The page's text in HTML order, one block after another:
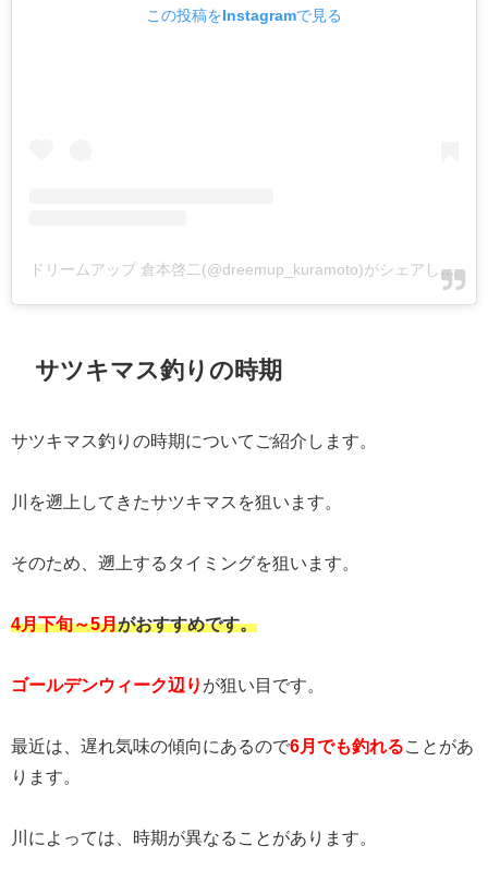
この投稿をInstagramで見る
ドリームアップ 倉本啓二(@dreemup_kuramoto)がシェアした投稿
サツキマス釣りの時期
サツキマス釣りの時期についてご紹介します。
川を遡上してきたサツキマスを狙います。
そのため、遡上するタイミングを狙います。
4月下旬～5月がおすすめです。
ゴールデンウィーク辺り が狙い目です。
最近は、遅れ気味の傾向にあるので6月でも釣れる ことがあ
ります。
川によっては、時期が異なることがあります。